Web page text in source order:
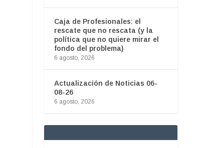
Caja de Profesionales: el
rescate que no rescata (y la
política que no quiere mirar el
fondo del problema)
6 agosto, 2026
Actualización de Noticias 06-
08-26
6 agosto, 2026